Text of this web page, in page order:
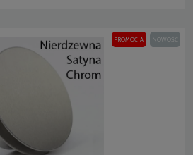
PROMOCJA NOWOŚĆ